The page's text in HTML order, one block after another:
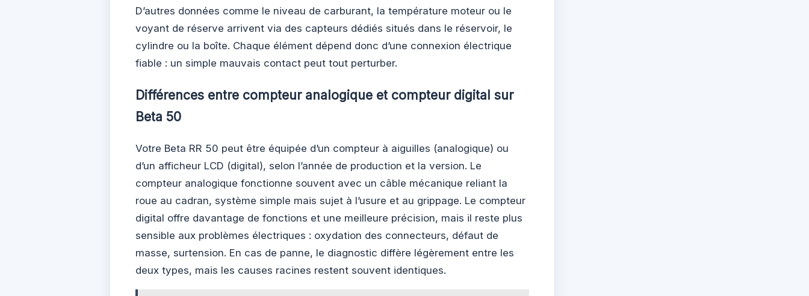
D’autres données comme le niveau de carburant, la température moteur ou le
voyant de réserve arrivent via des capteurs dédiés situés dans le réservoir, le
cylindre ou la boîte. Chaque élément dépend donc d’une connexion électrique
fiable : un simple mauvais contact peut tout perturber.
Différences entre compteur analogique et compteur digital sur
Beta 50
Votre Beta RR 50 peut être équipée d’un compteur à aiguilles (analogique) ou
d’un afficheur LCD (digital), selon l’année de production et la version. Le
compteur analogique fonctionne souvent avec un câble mécanique reliant la
roue au cadran, système simple mais sujet à l’usure et au grippage. Le compteur
digital offre davantage de fonctions et une meilleure précision, mais il reste plus
sensible aux problèmes électriques : oxydation des connecteurs, défaut de
masse, surtension. En cas de panne, le diagnostic diffère légèrement entre les
deux types, mais les causes racines restent souvent identiques.